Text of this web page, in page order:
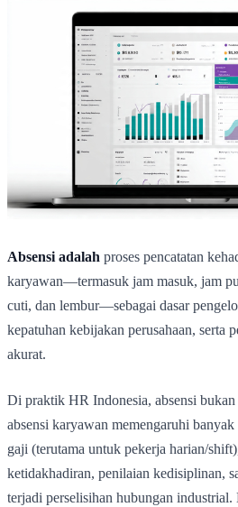
Absensi adalah proses pencatatan
karyawan—termasuk jam masuk, jam
cuti, dan lembur—sebagai dasar
kepatuhan kebijakan perusahaan, serta
akurat.
Di praktik HR Indonesia, absensi bukan
absensi karyawan memengaruhi
gaji (terutama untuk pekerja harian/
ketidakhadiran, penilaian kedisiplinan,
terjadi perselisihan hubungan industrial.